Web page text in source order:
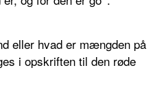
eller hvad er mængden på
i opskriften til den røde